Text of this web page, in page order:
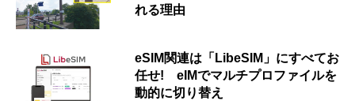
れる理由
eSIM関連は「LibeSIM」にすべてお
任せ! eIMでマルチプロファイルを
動的に切り替え